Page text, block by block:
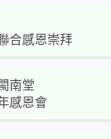
合感恩崇拜
南堂
感恩會